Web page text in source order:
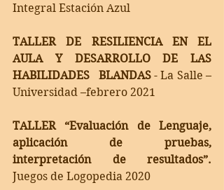
Integral Estación Azul
TALLER DE RESILIENCIA EN EL
AULA Y DESARROLLO DE LAS
HABILIDADES   BLANDAS - La Salle –
Universidad –febrero 2021
TALLER “Evaluación de Lenguaje,
aplicación de pruebas,
Juegos de Logopedia 2020